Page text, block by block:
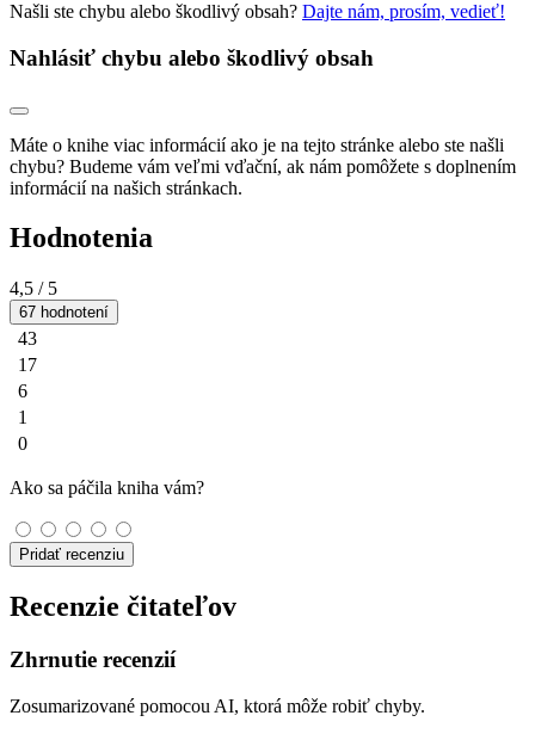
Našli ste chybu alebo škodlivý obsah? Dajte nám, prosím, vedieť!
Nahlásiť chybu alebo škodlivý obsah
Máte o knihe viac informácií ako je na tejto stránke alebo ste našli
chybu? Budeme vám veľmi vďační, ak nám pomôžete s doplnením
informácií na našich stránkach.
Hodnotenia
4,5 / 5
67 hodnotení
43
17
6
1
0
Ako sa páčila kniha vám?
Pridať recenziu
Recenzie čitateľov
Zhrnutie recenzií
Zosumarizované pomocou AI, ktorá môže robiť chyby.